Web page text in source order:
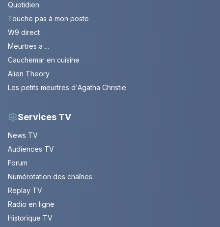
Quotidien
Touche pas à mon poste
W9 direct
Meurtres a ...
Cauchemar en cuisine
Alien Theory
Les petits meurtres d'Agatha Christie
Services TV
News TV
Audiences TV
Forum
Numérotation des chaînes
Replay TV
Radio en ligne
Historique TV